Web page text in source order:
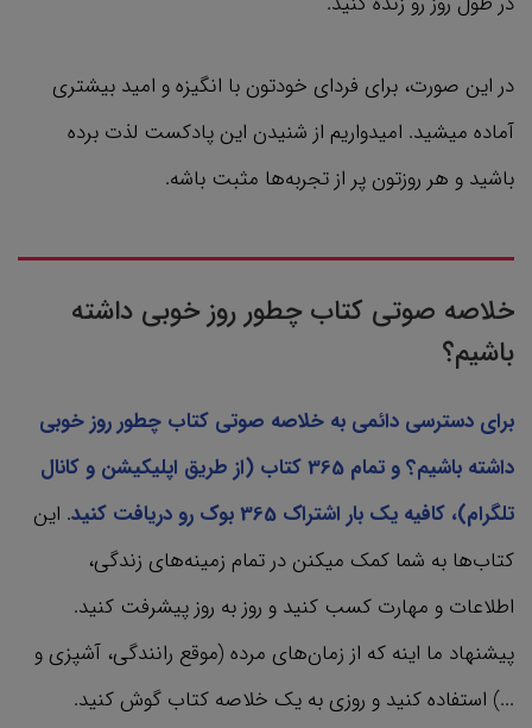
در این صورت، برای فردای خودتون با انگیزه و امید بیشتری
آماده میشید. امیدواریم از شنیدن این پادکست لذت برده
باشید و هر روزتون پر از تجربه‌ها مثبت باشه.
خلاصه صوتی کتاب چطور روز خوبی داشته
باشیم؟
برای دسترسی دائمی به خلاصه صوتی کتاب چطور روز خوبی
داشته باشیم؟ و تمام 365 کتاب‌ (از طریق اپلیکیشن و کانال
تلگرام)، کافیه یک بار اشتراک 365 بوک رو دریافت کنید
. این
کتاب‌ها به شما کمک میکنن در تمام زمینه‌های زندگی،
اطلاعات و مهارت کسب کنید و روز به روز پیشرفت کنید.
پیشنهاد ما اینه که از زمان‌های مرده (موقع رانندگی، آشپزی و
...) استفاده کنید و روزی به یک خلاصه کتاب گوش کنید.